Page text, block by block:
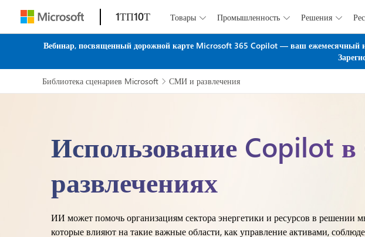
1ТП10Т Товары  Промышленность  Решения 
Вебинар, посвященный дорожной карте Microsoft 365 Copilot — ваш ежемесячный
Библиотека сценариев Microsoft  СМИ и развлечения
Использование Copilot
развлечениях
ИИ может помочь организациям сектора энергетики и ресурсов в решении
которые влияют на такие важные области, как управление активами,